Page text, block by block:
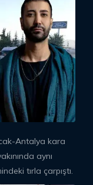
Antalya kara
aynı
tırla çarpıştı.